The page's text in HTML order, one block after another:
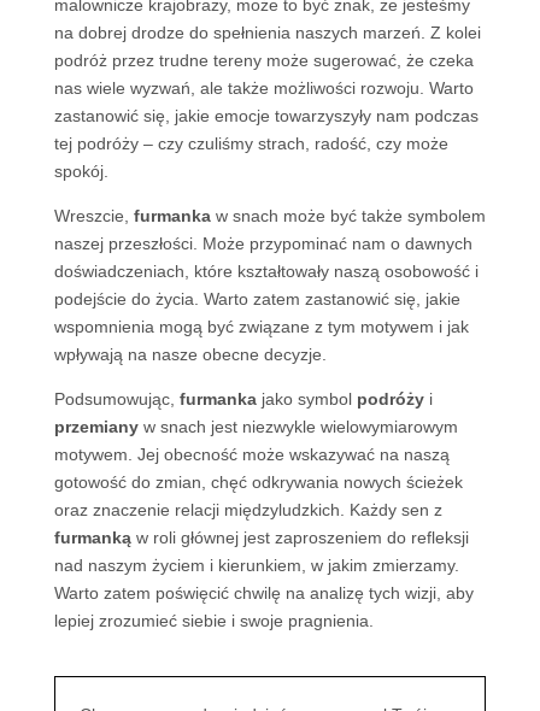
malownicze krajobrazy, może to być znak, że jesteśmy
na dobrej drodze do spełnienia naszych marzeń. Z kolei
podróż przez trudne tereny może sugerować, że czeka
nas wiele wyzwań, ale także możliwości rozwoju. Warto
zastanowić się, jakie emocje towarzyszyły nam podczas
tej podróży – czy czuliśmy strach, radość, czy może
spokój.
Wreszcie, furmankaw snach może być także symbolem
naszej przeszłości. Może przypominać nam o dawnych
doświadczeniach, które kształtowały naszą osobowość i
podejście do życia. Warto zatem zastanowić się, jakie
wspomnienia mogą być związane z tym motywem i jak
wpływają na nasze obecne decyzje.
Podsumowując, furmankajako symbol podróżyi
przemianyw snach jest niezwykle wielowymiarowym
motywem. Jej obecność może wskazywać na naszą
gotowość do zmian, chęć odkrywania nowych ścieżek
oraz znaczenie relacji międzyludzkich. Każdy sen z
furmankąw roli głównej jest zaproszeniem do refleksji
nad naszym życiem i kierunkiem, w jakim zmierzamy.
Warto zatem poświęcić chwilę na analizę tych wizji, aby
lepiej zrozumieć siebie i swoje pragnienia.